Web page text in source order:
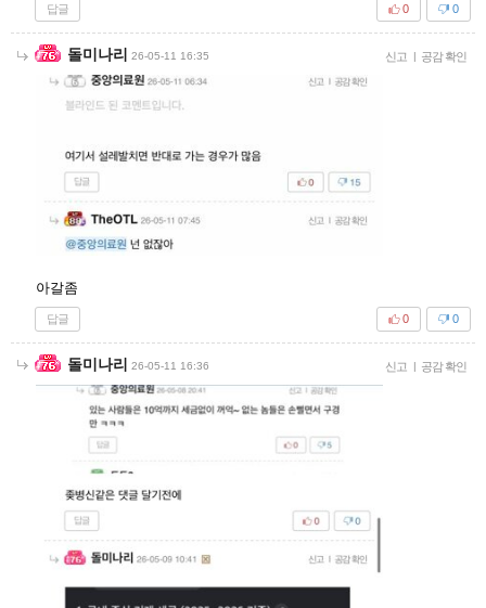
답글 0
0
돌미나리 26-05-11 16:35 신고 | 공감 확인
아갈좀
답글 0
0
돌미나리 26-05-11 16:36 신고 | 공감 확인